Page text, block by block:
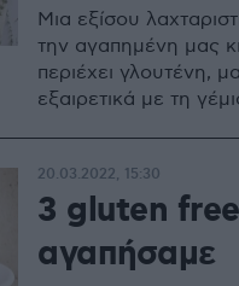
Μια εξίσου
την αγαπημένη μας
περιέχει γλουτένη,
εξαιρετικά με τη
3 gluten
αγαπήσαμε
20.03.2022, 15:30